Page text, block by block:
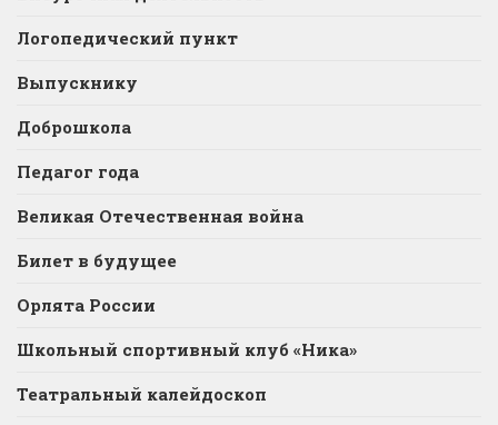
Логопедический пункт
Выпускнику
Доброшкола
Педагог года
Великая Отечественная война
Билет в будущее
Орлята России
Школьный спортивный клуб «Ника»
Театральный калейдоскоп